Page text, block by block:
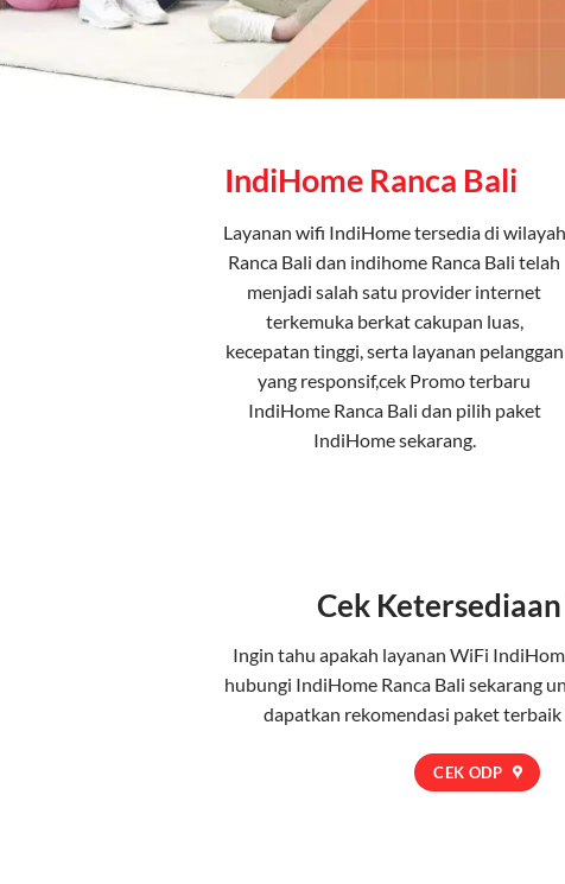
IndiHome Ranca Bali
Layanan wifi IndiHometersedia di wilayah
Ranca Bali dan indihome Ranca Bali telah
menjadi salah satu provider internet
terkemuka berkat cakupan luas,
kecepatan tinggi, serta layanan pelanggan
yang responsif,cek Promo terbaru
IndiHome Ranca Bali dan pilih paket
IndiHomesekarang.
Cek
Ingin tahu apakah layanan WiFi
hubungi IndiHome Ranca Bali sekarang
dapatkan rekomendasi paket terbaik
CEK ODP